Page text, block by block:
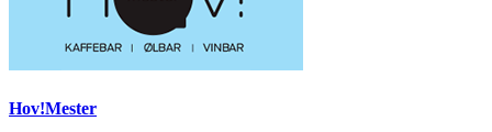
Hov!Mester